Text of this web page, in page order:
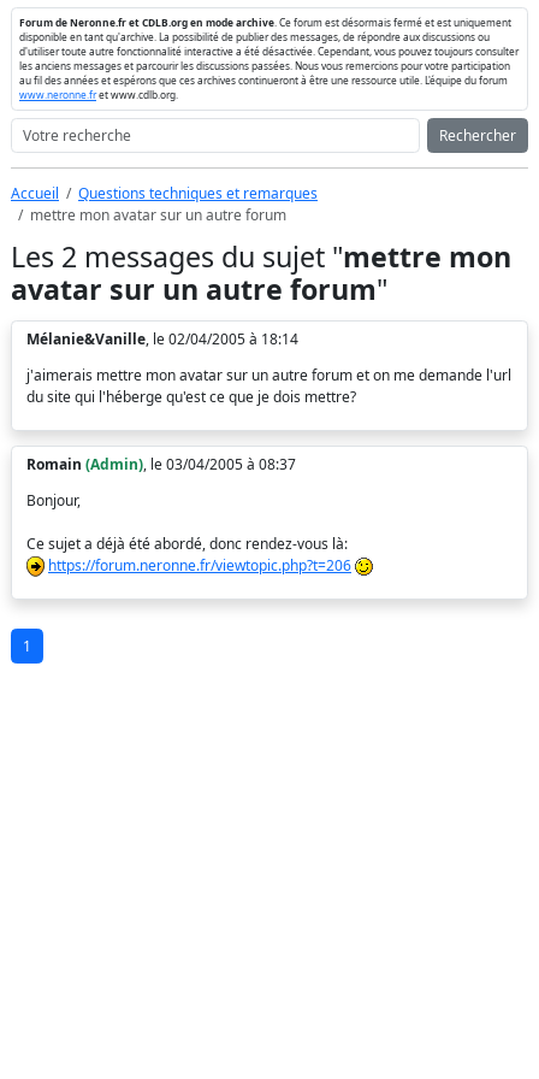
Forum de Neronne.fr et CDLB.org en mode archive . Ce forum est désormais fermé et est uniquement
disponible en tant qu'archive. La possibilité de publier des messages, de répondre aux discussions ou
d'utiliser toute autre fonctionnalité interactive a été désactivée. Cependant, vous pouvez toujours consulter
les anciens messages et parcourir les discussions passées. Nous vous remercions pour votre participation
au fil des années et espérons que ces archives continueront à être une ressource utile. L'équipe du forum
www.neronne.fret www.cdlb.org.
Rechercher
Accueil
Questions techniques et remarques
mettre mon avatar sur un autre forum
Les 2 messages du sujet "mettre mon
avatar sur un autre forum"
Mélanie&Vanille, le 02/04/2005 à 18:14
j'aimerais mettre mon avatar sur un autre forum et on me demande l'url
du site qui l'héberge qu'est ce que je dois mettre?
Romain (Admin), le 03/04/2005 à 08:37
Bonjour,
Ce sujet a déjà été abordé, donc rendez-vous là:
https://forum.neronne.fr/viewtopic.php?t=206
1